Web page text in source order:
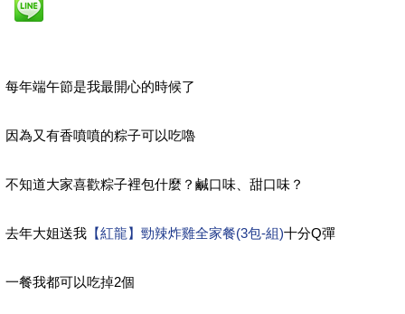
每年端午節是我最開心的時候了
因為又有香噴噴的粽子可以吃嚕
不知道大家喜歡粽子裡包什麼？鹹口味、甜口味？
去年大姐送我 【紅龍】勁辣炸雞全家餐(3包-組)十分Q彈
一餐我都可以吃掉2個